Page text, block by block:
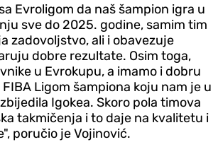
Evroligom da naš šampion igra u
sve do 2025. godine, samim tim
zadovoljstvo, ali i obavezuje
dobre rezultate. Osim toga,
u Evrokupu, a imamo i dobru
Ligom šampiona koju nam je u
Igokea. Skoro pola timova
takmičenja i to daje na kvalitetu i
poručio je Vojinović.